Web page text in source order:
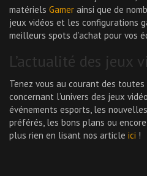
matériels Gamer ainsi que de
jeux vidéos et les configurations
meilleurs spots d’achat pour vos
L’actualité des jeux
Tenez vous au courant des
concernant l’univers des jeux
événements esports, les
préférés, les bons plans ou
plus rien en lisant nos article ici !